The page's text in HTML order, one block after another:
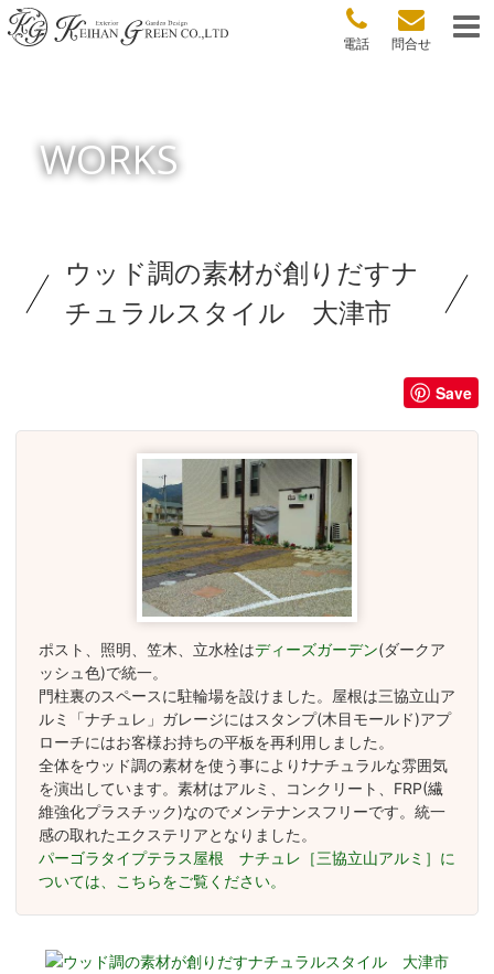
問合せ
電話
WORKS
ウッド調の素材が創りだすナ
チュラルスタイル 大津市
Save
ポスト、照明、笠木、立水栓はディーズガーデン(ダークア
ッシュ色)で統一。
門柱裏のスペースに駐輪場を設けました。屋根は三協立山ア
ルミ「ナチュレ」ガレージにはスタンプ(木目モールド)アプ
ローチにはお客様お持ちの平板を再利用しました。
全体をウッド調の素材を使う事によりﾅナチュラルな雰囲気
を演出しています。素材はアルミ、コンクリート、FRP(繊
維強化プラスチック)なのでメンテナンスフリーです。統一
感の取れたエクステリアとなりました。
パーゴラタイプテラス屋根 ナチュレ［三協立山アルミ］に
ついては、こちらをご覧ください。